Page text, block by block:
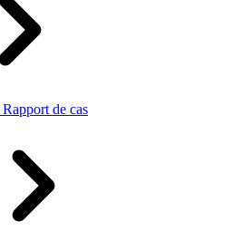
Rapport de cas